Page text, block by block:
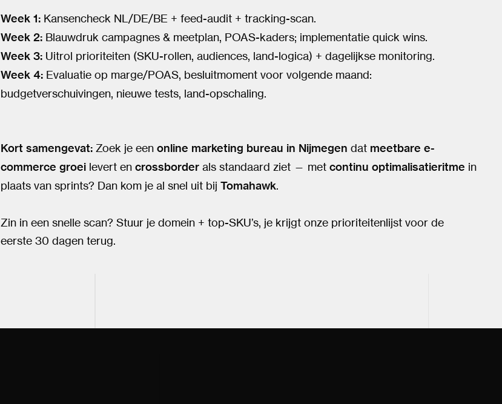
Week 1: Kansencheck NL/DE/BE + feed-audit + tracking-scan.
Week 2: Blauwdruk campagnes & meetplan, POAS-kaders; implementatie quick wins.
Week 3: Uitrol prioriteiten (SKU-rollen, audiences, land-logica) + dagelijkse monitoring.
Week 4: Evaluatie op marge/POAS, besluitmoment voor volgende maand:
budgetverschuivingen, nieuwe tests, land-opschaling.
Kort samengevat: Zoek je een online marketing bureau in Nijmegen dat meetbare e-
commerce groei levert en crossborder als standaard ziet — met continu optimalisatieritme in
plaats van sprints? Dan kom je al snel uit bij Tomahawk.
Zin in een snelle scan? Stuur je domein + top-SKU’s, je krijgt onze prioriteitenlijst voor de
eerste 30 dagen terug.